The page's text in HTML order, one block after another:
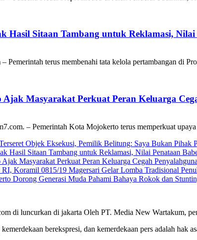
Hasil Sitaan Tambang untuk Reklamasi,
Pemerintah terus membenahi tata kelola pertambangan di
Masyarakat Perkuat Peran Keluarga
– Pemerintah Kota Mojokerto terus memperkuat
Objek Eksekusi, Pemilik Belitung: Saya Bukan Pihak
Hasil Sitaan Tambang untuk Reklamasi, Nilai Penataan
Masyarakat Perkuat Peran Keluarga Cegah
Koramil 0815/19 Magersari Gelar Lomba Tradisional
Dorong Generasi Muda Pahami Bahaya Rokok dan
di luncurkan di jakarta Oleh PT. Media New Wartakum,
berekspresi, dan kemerdekaan pers adalah